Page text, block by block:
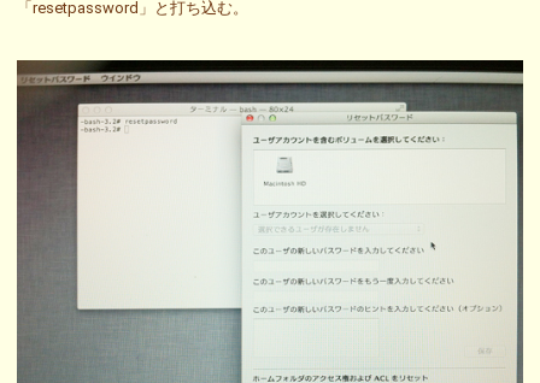
「resetpassword」と打ち込む。